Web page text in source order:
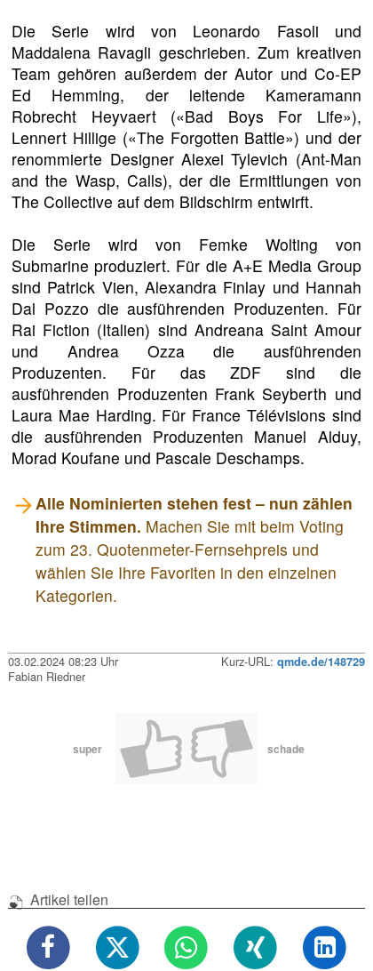
Die Serie wird von Leonardo Fasoli und
Maddalena Ravagli geschrieben. Zum kreativen
Team gehören außerdem der Autor und Co-EP
Ed Hemming, der leitende Kameramann
Robrecht Heyvaert («Bad Boys For Life»),
Lennert Hillige («The Forgotten Battle») und der
renommierte Designer Alexei Tylevich (Ant-Man
and the Wasp, Calls), der die Ermittlungen von
The Collective auf dem Bildschirm entwirft.
Die Serie wird von Femke Wolting von
Submarine produziert. Für die A+E Media Group
sind Patrick Vien, Alexandra Finlay und Hannah
Dal Pozzo die ausführenden Produzenten. Für
Rai Fiction (Italien) sind Andreana Saint Amour
und Andrea Ozza die ausführenden
Produzenten. Für das ZDF sind die
ausführenden Produzenten Frank Seyberth und
Laura Mae Harding. Für France Télévisions sind
die ausführenden Produzenten Manuel Alduy,
Morad Koufane und Pascale Deschamps.
Alle Nominierten stehen fest – nun zählen
Ihre Stimmen. Machen Sie mit beim Voting
zum 23. Quotenmeter-Fernsehpreis und
wählen Sie Ihre Favoriten in den einzelnen
Kategorien.
03.02.2024 08:23 Uhr Kurz-URL: qmde.de/148729
Fabian Riedner
super schade
Artikel teilen